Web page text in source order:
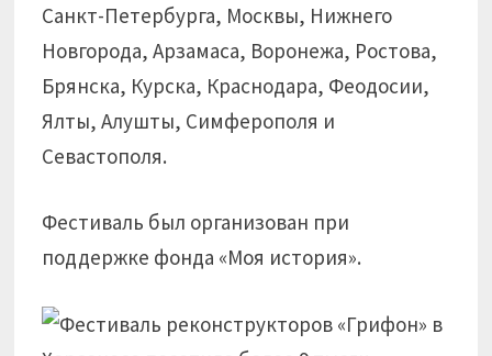
Санкт-Петербурга, Москвы, Нижнего
Новгорода, Арзамаса, Воронежа, Ростова,
Брянска, Курска, Краснодара, Феодосии,
Ялты, Алушты, Симферополя и
Севастополя.
Фестиваль был организован при
поддержке фонда «Моя история».